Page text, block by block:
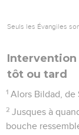
Seuls les Évangiles
Intervention
tôt ou tard
1 Alors Bildad, de
2 Jusques à
bouche